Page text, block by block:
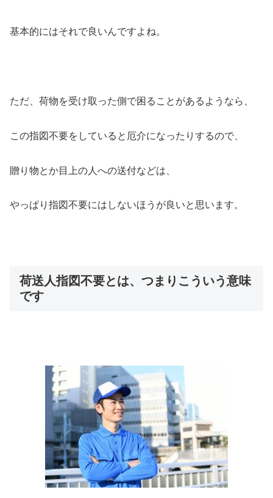
基本的にはそれで良いんですよね。
ただ、荷物を受け取った側で困ることがあるようなら、
この指図不要をしていると厄介になったりするので、
贈り物とか目上の人への送付などは、
やっぱり指図不要にはしないほうが良いと思います。
荷送人指図不要とは、つまりこういう意味
です